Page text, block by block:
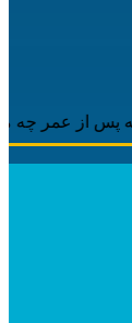
عمر چه ماند